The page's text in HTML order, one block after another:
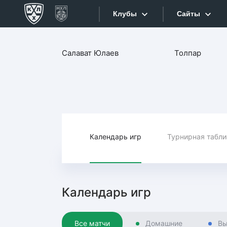
Клубы
Конференция «Запад»
Торпедо
Динамо Мн
Сайты
Сайты
Текстовые
Салават Юлаев Толпар
Календарь игр Турнирная
Календарь игр
Все матчи Домашние